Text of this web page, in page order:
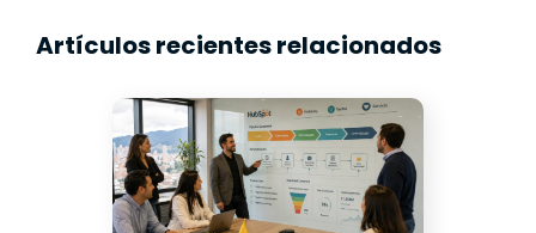
Artículos recientes relacionados